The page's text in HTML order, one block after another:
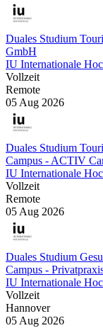
Duales Studium
GmbH
IU Internationale
Vollzeit
Remote
05 Aug 2026
Duales Studium
Campus - ACTIV
IU Internationale
Vollzeit
Remote
05 Aug 2026
Duales Studium
Campus -
IU Internationale
Vollzeit
Hannover
05 Aug 2026